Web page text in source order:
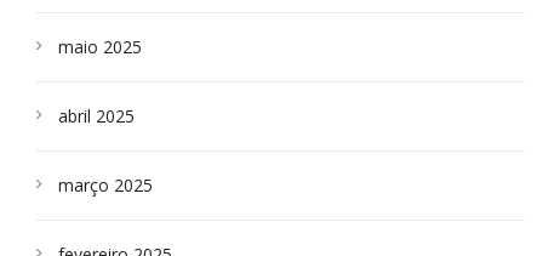
maio 2025
abril 2025
março 2025